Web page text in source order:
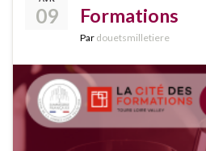
09
Formations
Par douetsmilletiere